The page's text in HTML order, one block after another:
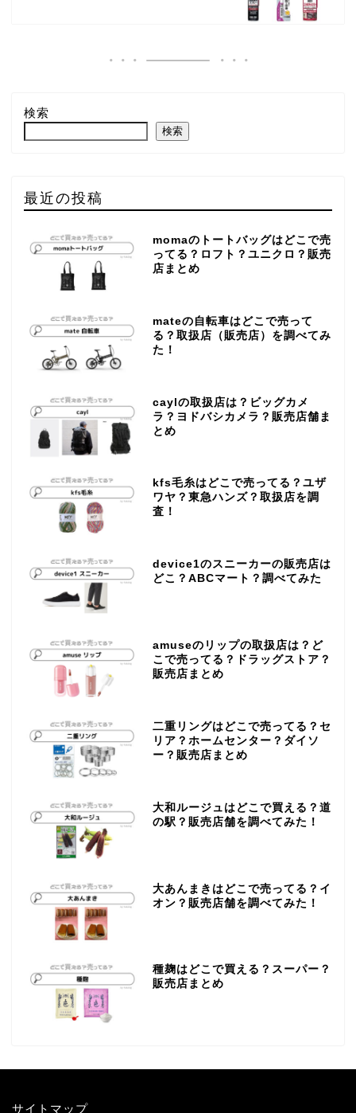
検索
検索
最近の投稿
momaのトートバッグはどこで売
ってる？ロフト？ユニクロ？販売
店まとめ
mateの自転車はどこで売って
る？取扱店（販売店）を調べてみ
た！
caylの取扱店は？ビッグカメ
ラ？ヨドバシカメラ？販売店舗ま
とめ
kfs毛糸はどこで売ってる？ユザ
ワヤ？東急ハンズ？取扱店を調
査！
device1のスニーカーの販売店は
どこ？ABCマート？調べてみた
amuseのリップの取扱店は？ど
こで売ってる？ドラッグストア？
販売店まとめ
二重リングはどこで売ってる？セ
リア？ホームセンター？ダイソ
ー？販売店まとめ
大和ルージュはどこで買える？道
の駅？販売店舗を調べてみた！
大あんまきはどこで売ってる？イ
オン？販売店舗を調べてみた！
種麹はどこで買える？スーパー？
販売店まとめ
サイトマップ